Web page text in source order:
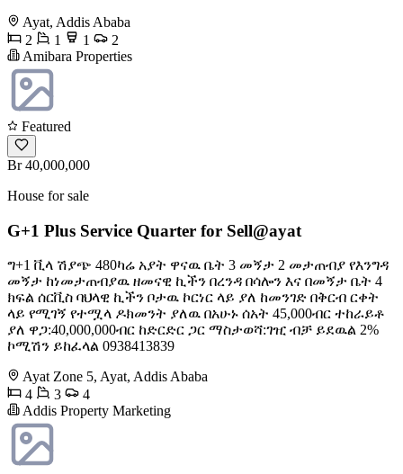
Ayat, Addis Ababa
2
1 1
2
Amibara Properties
Featured
Br 40,000,000
House for sale
G+1 Plus Service Quarter for Sell@ayat
ግ+1 ቪላ ሽያጭ 480ካሬ አያት ዋናዉ ቤት 3 መኝታ 2 መታጠብያ የእንግዳ
መኝታ ከነመታጠብያዉ ዘመናዊ ኪችን በረንዳ በሳሎን እና በመኝታ ቤት 4
ክፍል ሰርቪስ ባህላዊ ኪችን ቦታዉ ኮርነር ላይ ያለ ከመንገድ በቅርብ ርቀት
ላይ የሚገኝ የተሟላ ዶክመንት ያለዉ በአሁኑ ሰአት 45,000ብር ተከራይቶ
ያለ ዋጋ:40,000,000ብር ከድርድር ጋር ማስታወሻ:ገዢ ብቻ ይደዉል 2%
ኮሚሽን ይከፈላል 0938413839
Ayat Zone 5, Ayat, Addis Ababa
4
3
4
Addis Property Marketing